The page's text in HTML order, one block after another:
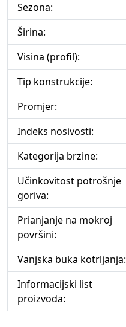
Sezona:
Širina:
Visina (profil):
Tip konstrukcije:
Promjer:
Indeks nosivosti:
Kategorija brzine:
Učinkovitost potrošnje
goriva:
Prianjanje na mokroj
površini:
Vanjska buka kotrljanja:
Informacijski list
proizvoda: